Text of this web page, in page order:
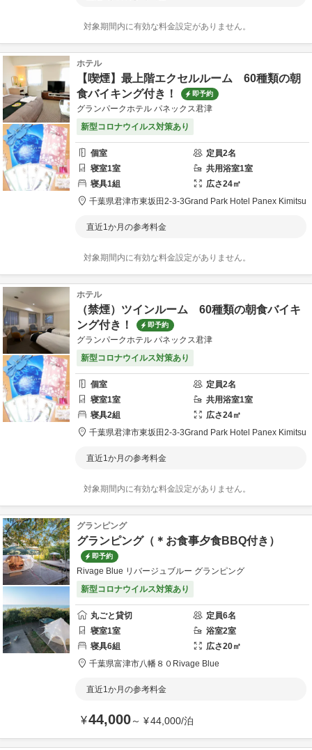
対象期間内に有効な料金設定がありません。
ホテル
【喫煙】最上階エクセルルーム 60種類の朝
食バイキング付き！
即予約
グランパークホテル パネックス君津
新型コロナウイルス対策あり
個室 定員2名
寝室1室 共用浴室1室
寝具1組 広さ24㎡
千葉県君津市東坂田2-3-3Grand Park Hotel Panex Kimitsu
直近1か月の参考料金
対象期間内に有効な料金設定がありません。
ホテル
（禁煙）ツインルーム 60種類の朝食バイキ
ング付き！
即予約
グランパークホテル パネックス君津
新型コロナウイルス対策あり
個室 定員2名
寝室1室 共用浴室1室
寝具2組 広さ24㎡
千葉県君津市東坂田2-3-3Grand Park Hotel Panex Kimitsu
直近1か月の参考料金
対象期間内に有効な料金設定がありません。
グランピング
グランピング（＊お食事夕食BBQ付き）
即予約
Rivage Blue リバージュブルー グランピング
新型コロナウイルス対策あり
丸ごと貸切 定員6名
寝室1室 浴室2室
寝具6組 広さ20㎡
千葉県富津市八幡８０ Rivage Blue
直近1か月の参考料金
¥44,000～ ¥44,000/泊